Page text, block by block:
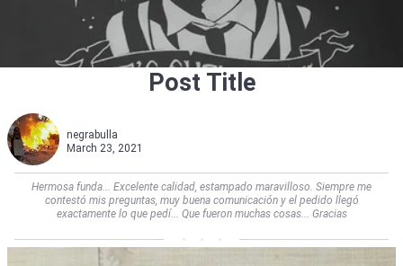
Post Title
negrabulla
March 23, 2021
Hermosa funda... Excelente calidad, estampado maravilloso. Siempre me
contestó mis preguntas, muy buena comunicación y el pedido llegó
exactamente lo que pedí... Que fueron muchas cosas... Gracias